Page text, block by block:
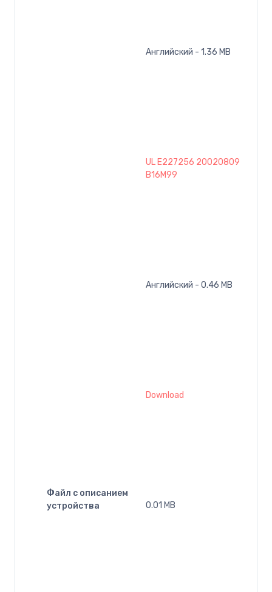
Английский - 1.36 MB
UL E227256 20020809
B16M99
Английский - 0.46 MB
Файл с описанием
устройства
Download
0.01 MB